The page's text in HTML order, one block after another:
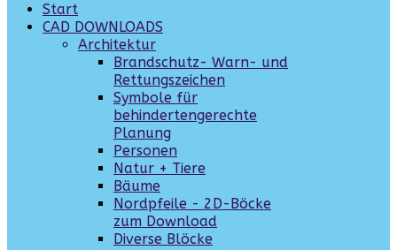
Start
CAD DOWNLOADS
Architektur
Brandschutz- Warn- und
Rettungszeichen
Symbole für
behindertengerechte
Planung
Personen
Natur + Tiere
Bäume
Nordpfeile - 2D-Böcke
zum Download
Diverse Blöcke